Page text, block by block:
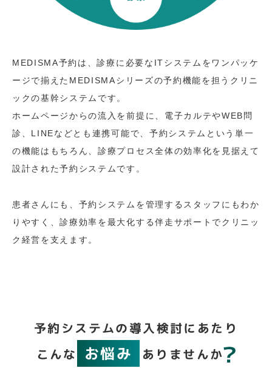
MEDISMA予約は、診療に必要なITシステムをワンパッケ
ージで揃えたMEDISMAシリーズの予約機能を担うクリニ
ックの基幹システムです。
ホームページからの流入を前提に、電子カルテやWEB問
診、LINEなどとも連携可能で、予約システムという単一
の機能はもちろん、診療プロセス全体の効率化を見据えて
設計された予約システムです。
患者さんにも、予約システムを管理するスタッフにもわか
りやすく、診療効率を最大化する伴走サポートでクリニッ
ク経営を支えます。
予約システムの導入検討にあたり
こんな
お悩み ありませんか